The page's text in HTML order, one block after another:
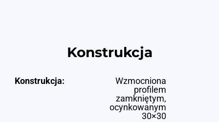
Konstrukcja
Konstrukcja:
Wzmocniona
profilem
zamkniętym,
ocynkowanym
30×30